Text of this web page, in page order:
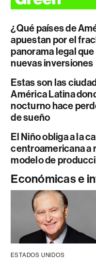
¿Qué países de
apuestan por el
panorama legal
nuevas inversiones
Estas son las
América Latina
nocturno hace
de sueño
El Niño obliga a la
centroamericana a
modelo de
Económicas e
ESTADOS UNIDOS